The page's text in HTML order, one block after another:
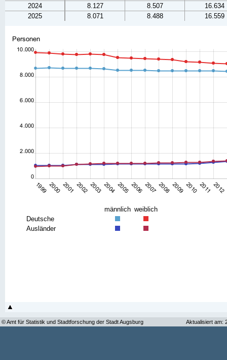
2024
8.127 8.507
16.634
2025
8.071 8.488 16.559
männlich weiblich
Deutsche
Ausländer
© Amt für Statistik und Stadtforschung der Stadt Augsburg Aktualisiert am: